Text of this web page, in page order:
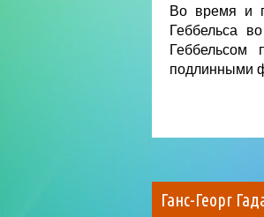
Во время и
Геббельса
Геббельсом
подлинными
Ганс-Георг